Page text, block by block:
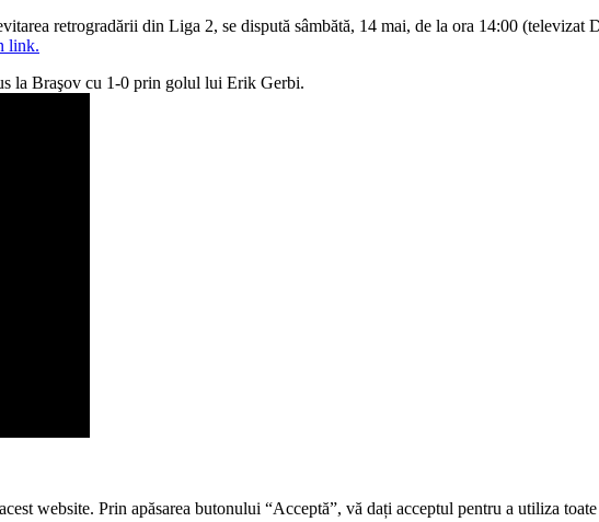
retrogradării din Liga 2, se dispută sâmbătă, 14 mai, de la ora 14:00 (televizat
link.
la Braşov cu 1-0 prin golul lui Erik Gerbi.
website. Prin apăsarea butonului “Acceptă”, vă dați acceptul pentru a utiliza